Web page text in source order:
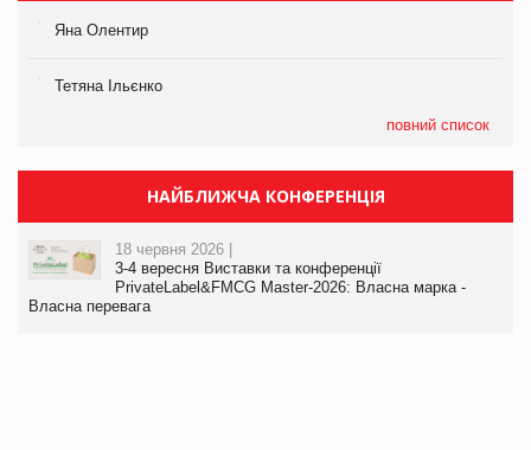
Яна Олентир
Тетяна Ільєнко
повний список
НАЙБЛИЖЧА КОНФЕРЕНЦІЯ
18 червня 2026 |
3-4 вересня Виставки та конференції
PrivateLabel&FMCG Master-2026: Власна марка -
Власна перевага